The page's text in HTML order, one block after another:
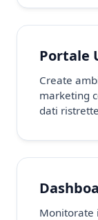
Portale
Create
marketing
dati
Monitorate